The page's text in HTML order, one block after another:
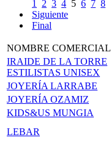
1
2 3 4 5 6 7 8
Siguiente
Final
NOMBRE COMERCIAL
IRAIDE DE LA TORRE
ESTILISTAS UNISEX
JOYERÍA LARRABE
JOYERÍA OZAMIZ
KIDS&US MUNGIA
LEBAR